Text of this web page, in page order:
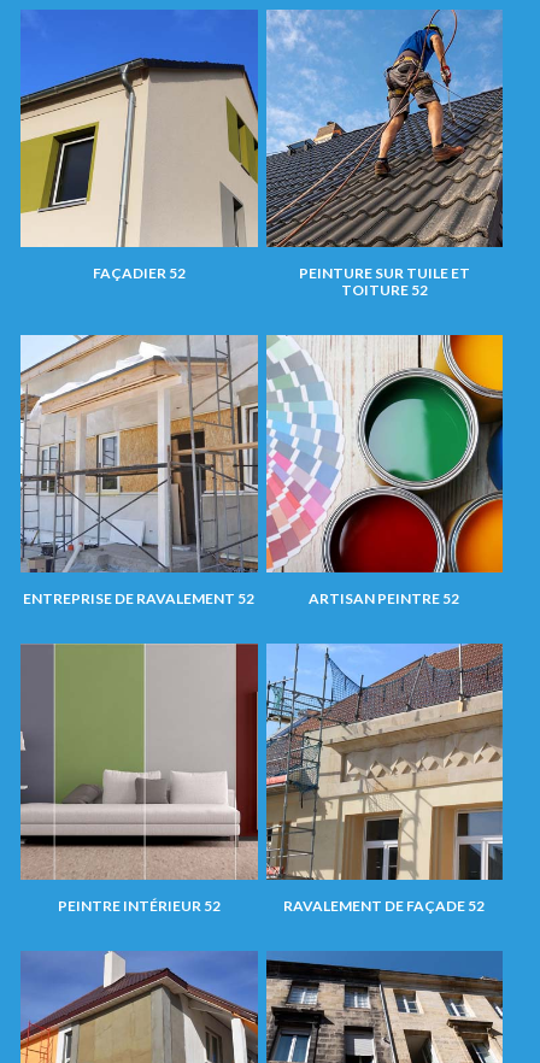
FAÇADIER 52
PEINTURE SUR TUILE ET
TOITURE 52
ENTREPRISE DE RAVALEMENT 52 ARTISAN PEINTRE 52
PEINTRE INTÉRIEUR 52 RAVALEMENT DE FAÇADE 52